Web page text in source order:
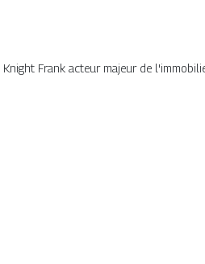
Frank acteur majeur de